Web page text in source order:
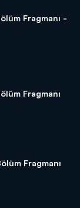
Fragmanı -
Fragmanı
Fragmanı